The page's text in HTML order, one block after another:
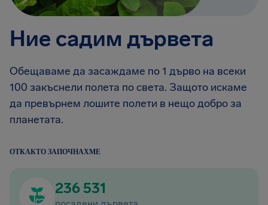
Ние садим дървета
Обещаваме да засаждаме по 1 дърво на всеки
100 закъснели полета по света. Защото искаме
да превърнем лошите полети в нещо добро за
планетата.
ОТКАКТО ЗАПОЧНАХМЕ
236 531